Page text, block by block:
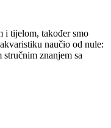
i tijelom, također smo
naučio od nule:
znanjem sa